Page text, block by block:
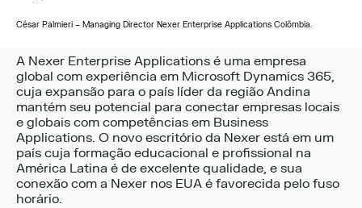
César Palmieri – Managing Director Nexer Enterprise Applications Colômbia.
A Nexer Enterprise Applications é uma empresa
global com experiência em Microsoft Dynamics 365,
cuja expansão para o país líder da região Andina
mantém seu potencial para conectar empresas locais
e globais com competências em Business
Applications. O novo escritório da Nexer está em um
país cuja formação educacional e profissional na
América Latina é de excelente qualidade, e sua
conexão com a Nexer nos EUA é favorecida pelo fuso
horário.